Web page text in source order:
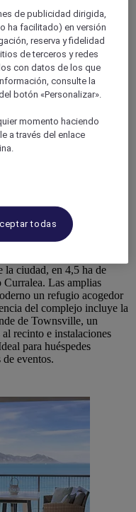
la ciudad, en 4,5 ha de
Curralea. Las amplias
un refugio acogedor
del complejo incluye la
de Townsville, un
recinto e instalaciones
para huéspedes
eventos.
de publicidad dirigida,
ha facilitado) en versión
reserva y fidelidad
de terceros y redes
con datos de los que
consulte la
botón «Personalizar».
momento haciendo
a través del enlace
todas